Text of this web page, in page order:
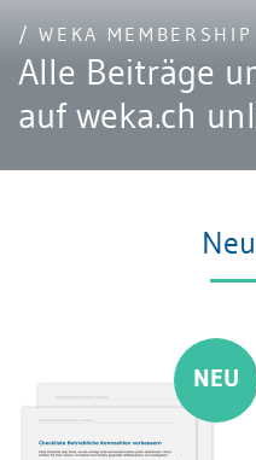
/ WEKA MEMBERSHIP
Alle Beiträge
auf weka.ch